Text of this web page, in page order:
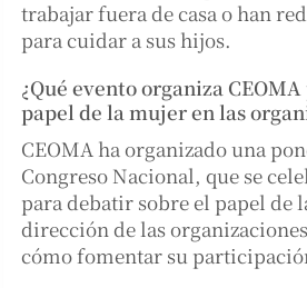
trabajar fuera de casa o han
para cuidar a sus hijos.
¿Qué evento organiza
papel de la mujer en las
CEOMA ha organizado una
Congreso Nacional, que se
para debatir sobre el papel de
dirección de las
cómo fomentar su